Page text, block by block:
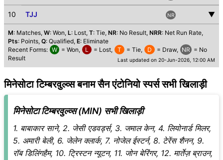
10 TJJ NR ▼
M: Matches, W: Won, L: Lost, T: Tie, NR: No Result, NRR: Net Run Rate,
Pts: Points, Q: Qualified, E: Eliminate
Recent Forms: W = Won, L = Lost, T = Tie, D = Draw, NR = No
Result
Last updated on 20-Jun-2026, 12:00 AM
मिनेसोटा टिम्बरवुल्व्स बनाम सैन एंटोनियो स्पर्स सभी खिलाड़ी
मिनेसोटा टिम्बरवुल्व्स (MIN) सभी खिलाड़ी
1. बाबाकार साने, 2. जेसी एडवर्ड्स, 3. जमाल केन, 4. लियोनार्ड मिलर,
5. अमारी बेली, 6. जेलेन क्लार्क, 7. नोजेल ईस्टर्न, 8. टेरेंस शैनन, 9.
रॉब डिलिंगहैम, 10. ट्रिस्टन न्यूटन, 11. जोन बेरिंगर, 12. मार्तेज़ ब्राउन,